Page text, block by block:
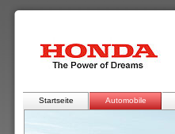
Startseite Automobile